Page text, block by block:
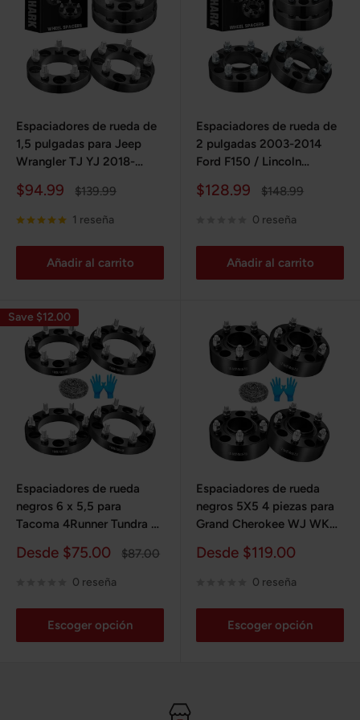
Espaciadores de rueda de
1,5 pulgadas para Jeep
Wrangler TJ YJ 2018-
2011-2022 de 5 x 5
pulgadas, 4 piezas
Precio
venta
$94.99
Precio
$139.99
1 reseña
Añadir al carrito
Espaciadores de rueda de
2 pulgadas 2003-2014
Ford F150 / Lincoln
piezas
Precio
$128.99
Precio
$148.99
0 reseña
Añadir al carrito
Save $12.00
Espaciadores de rueda
negros 6 x 5,5 para
Tacoma 4Runner Tundra FJ
piezas
Precio
Desde $75.00
Precio
$87.00
0 reseña
Escoger opción
Espaciadores de rueda
negros 5X5 4 piezas para
Grand Cherokee WJ WK
JKU 2007-2018,
Commander XK 2006-
Precio
Desde $119.00
0 reseña
Escoger opción